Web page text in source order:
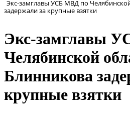
Экс-замглавы УСБ МВД по
задержали за крупные взятки
Экс-замглавы
Челябинской
Блинникова
крупные взятки